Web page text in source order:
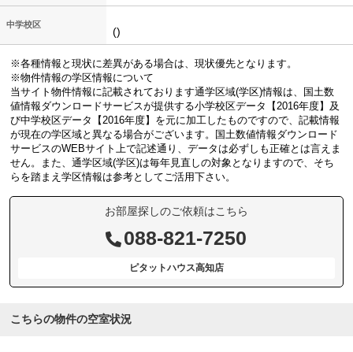
中学校区
()
※各種情報と現状に差異がある場合は、現状優先となります。
※物件情報の学区情報について
当サイト物件情報に記載されております通学区域(学区)情報は、国土数
値情報ダウンロードサービスが提供する小学校区データ【2016年度】及
び中学校区データ【2016年度】を元に加工したものですので、記載情報
が現在の学区域と異なる場合がございます。国土数値情報ダウンロード
サービスのWEBサイト上で記述通り、データは必ずしも正確とは言えま
せん。また、通学区域(学区)は毎年見直しの対象となりますので、そち
らを踏まえ学区情報は参考としてご活用下さい。
お部屋探しのご依頼はこちら
088-821-7250
ピタットハウス高知店
こちらの物件の空室状況